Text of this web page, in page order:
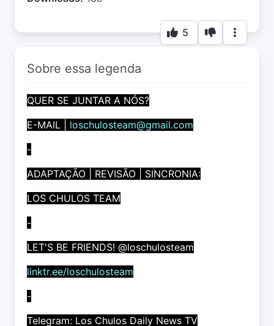
5
Sobre essa legenda
QUER SE JUNTAR A NÓS?
E-MAIL |
loschulosteam@gmail.com
-
ADAPTAÇÃO | REVISÃO | SINCRONIA:
LOS CHULOS TEAM
-
LET'S BE FRIENDS! @loschulosteam
linktr.ee/loschulosteam
-
Telegram: Los Chulos Daily News TV